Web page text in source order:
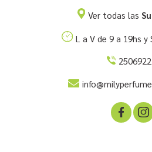
Ver todas las
L a V de 9 a 19hs y